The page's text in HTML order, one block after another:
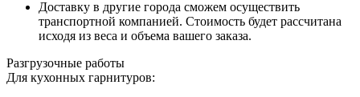
Доставку в другие города сможем осуществить
транспортной компанией. Стоимость будет рассчитана
исходя из веса и объема вашего заказа.
Разгрузочные работы
Для кухонных гарнитуров: